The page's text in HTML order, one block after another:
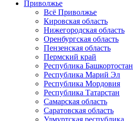
Приволжье
Всё Приволжье
Кировская область
Нижегородская область
Оренбургская область
Пензенская область
Пермский край
Республика Башкортостан
Республика Марий Эл
Республика Мордовия
Республика Татарстан
Самарская область
Саратовская область
Удмуртская республика